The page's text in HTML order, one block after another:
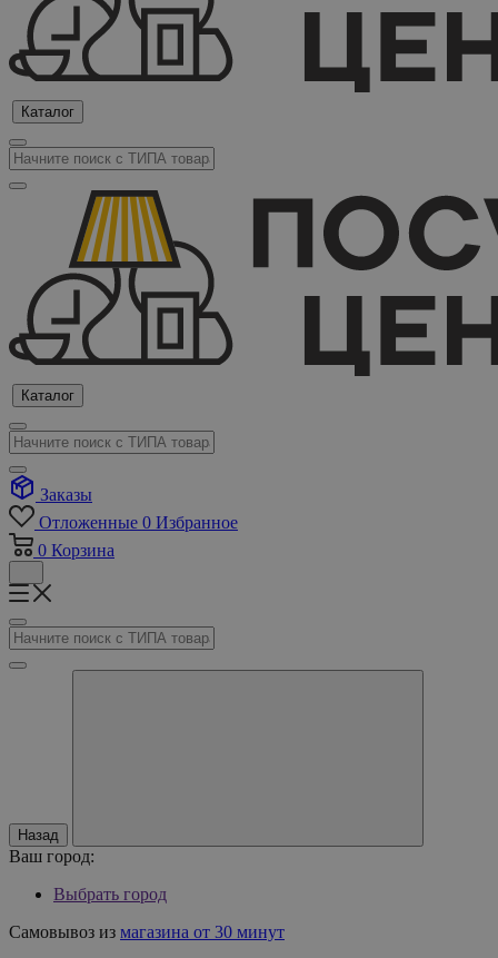
Каталог
Каталог
Заказы
Отложенные 0 Избранное
0 Корзина
Назад
Ваш город:
Выбрать город
Самовывоз из магазина от 30 минут